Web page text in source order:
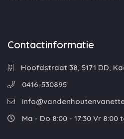
Contactinformatie
Hoofdstraat 38, 5171 DD,
0416-530895
Ma - Do 8:00 - 17:30 Vr 8:00